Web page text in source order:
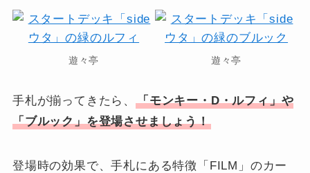
遊々亭 遊々亭
手札が揃ってきたら、
「モンキー・D・ルフィ」や
「ブルック」を登場させましょう！
登場時の効果で、手札にある特徴「FILM」のカー